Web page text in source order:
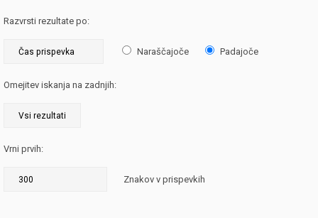
Razvrsti rezultate po:
Naraščajoče Padajoče
Omejitev iskanja na zadnjih:
Vrni prvih:
Znakov v prispevkih